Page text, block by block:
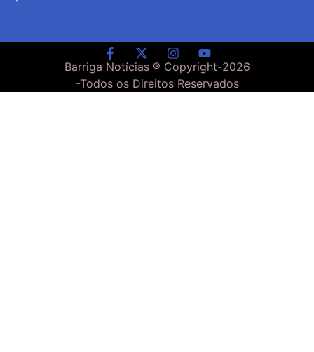
Barriga Notícias ® Copyright-2026
-Todos os Direitos Reservados